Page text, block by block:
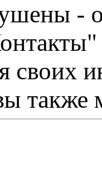
-
своих
также